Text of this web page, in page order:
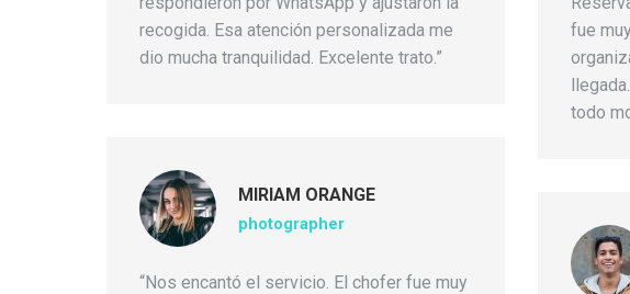
recogida. Esa atención personalizada me
dio mucha tranquilidad. Excelente trato.”
fue
todo
MIRIAM ORANGE
photographer
“Nos encantó el servicio. El chofer fue muy